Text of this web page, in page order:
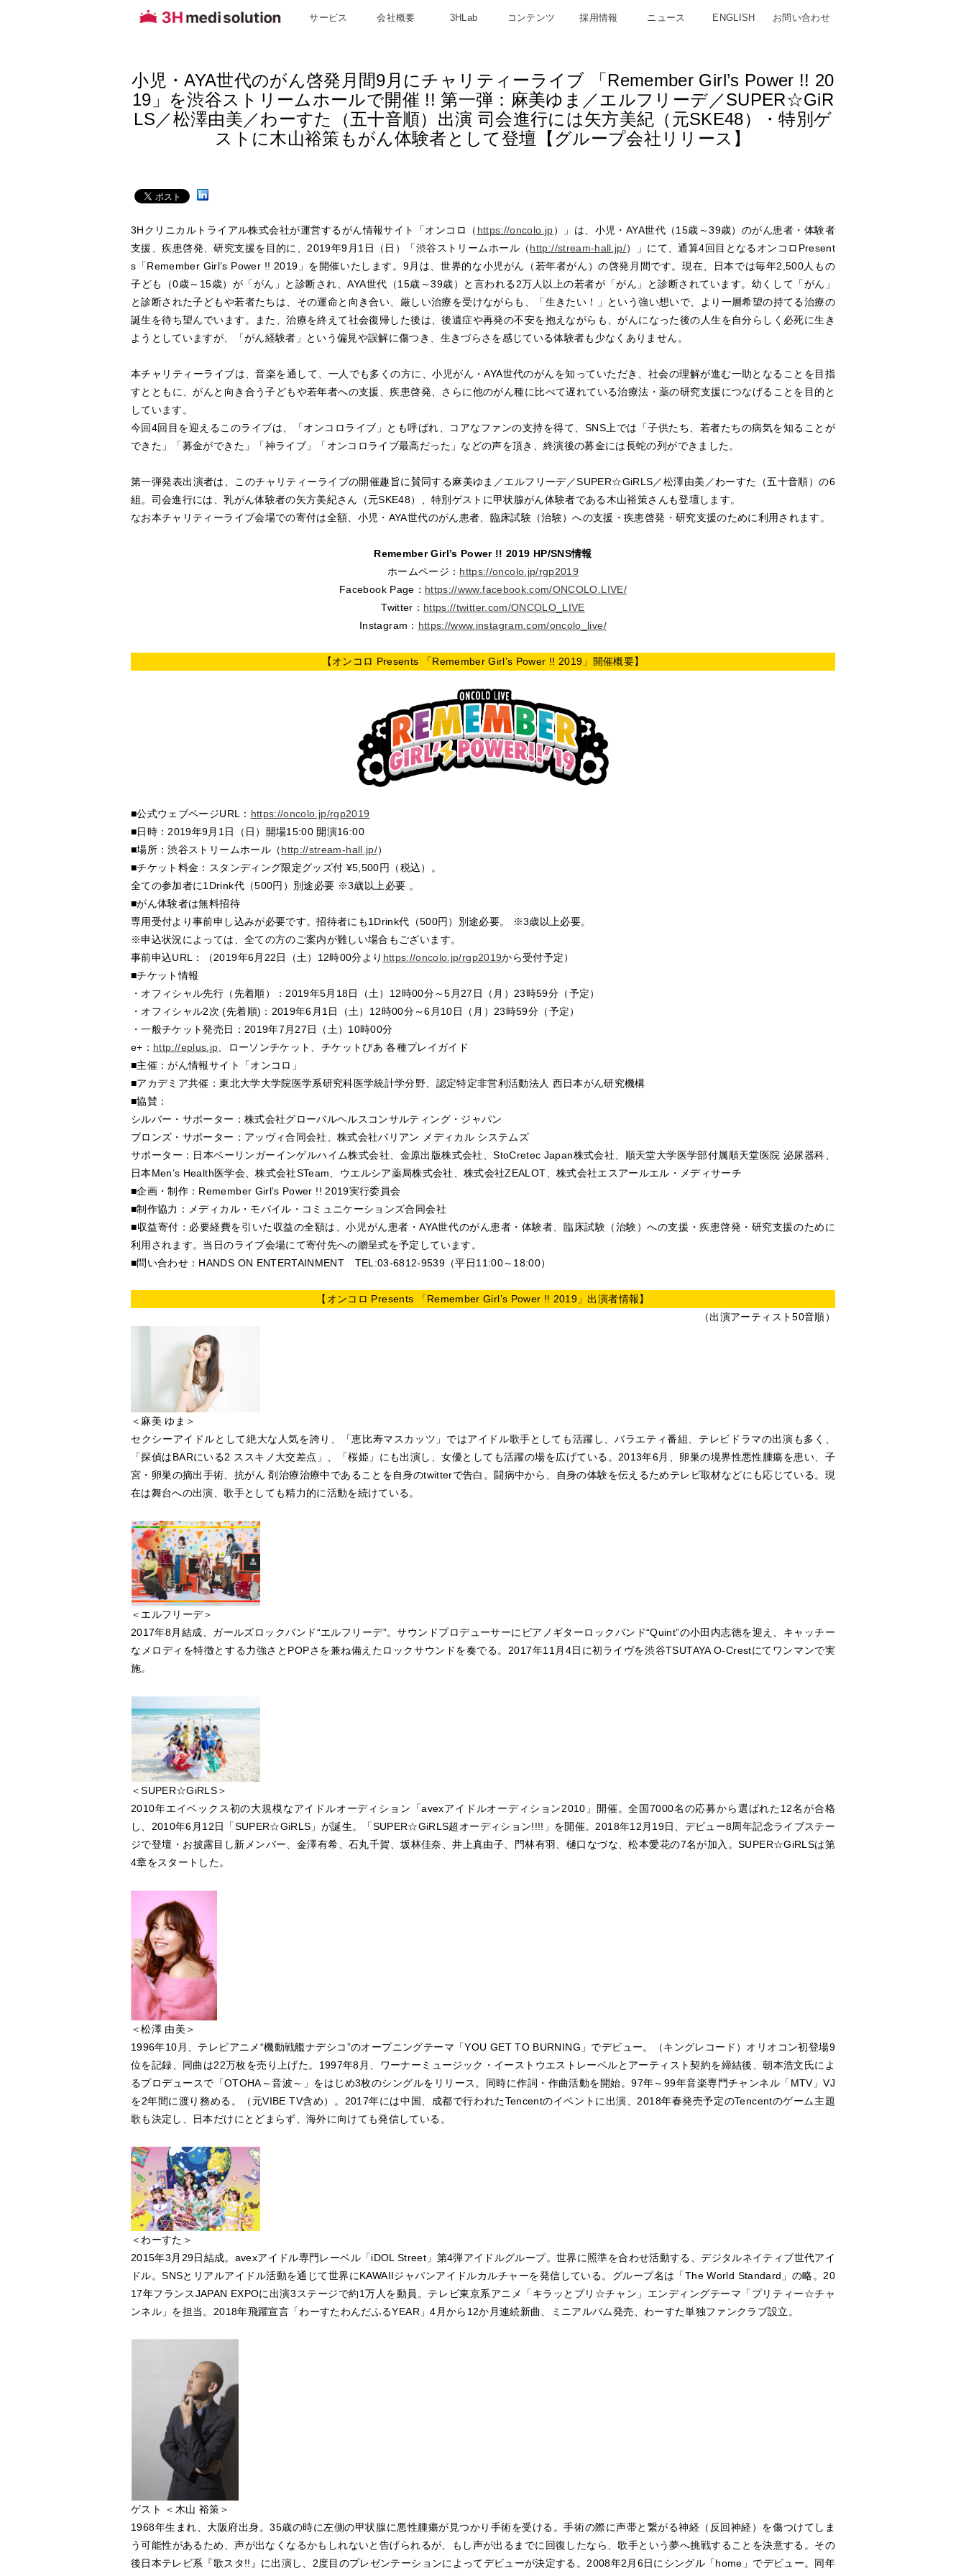
サービス 会社概要 3HLab コンテンツ 採用情報 ニュース ENGLISH お問い合わせ
小児・AYA世代のがん啓発月間9月にチャリティーライブ 「Remember Girl’s Power !! 20
19」を渋谷ストリームホールで開催 !! 第一弾：麻美ゆま／エルフリーデ／SUPER☆GiR
LS／松澤由美／わーすた（五十音順）出演 司会進行には矢方美紀（元SKE48）・特別ゲ
ストに木山裕策もがん体験者として登壇【グループ会社リリース】
3Hクリニカルトライアル株式会社が運営するがん情報サイト「オンコロ（ https://oncolo.jp）」は、小児・AYA世代（15歳～39歳）のがん患者・体験者
支援、疾患啓発、研究支援を目的に、2019年9月1日（日）「渋谷ストリームホール（http://stream-hall.jp/）」にて、通算4回目となるオンコロPresent
s「Remember Girl’s Power !! 2019」を開催いたします。9月は、世界的な小児がん（若年者がん）の啓発月間です。現在、日本では毎年2,500人もの
子ども（0歳～15歳）が「がん」と診断され、AYA世代（15歳～39歳）と言われる2万人以上の若者が「がん」と診断されています。幼くして「がん」
と診断された子どもや若者たちは、その運命と向き合い、厳しい治療を受けながらも、「生きたい！」という強い想いで、より一層希望の持てる治療の
誕生を待ち望んでいます。また、治療を終えて社会復帰した後は、後遺症や再発の不安を抱えながらも、がんになった後の人生を自分らしく必死に生き
ようとしていますが、「がん経験者」という偏見や誤解に傷つき、生きづらさを感じている体験者も少なくありません。
本チャリティーライブは、音楽を通して、一人でも多くの方に、小児がん・AYA世代のがんを知っていただき、社会の理解が進む一助となることを目指
すとともに、がんと向き合う子どもや若年者への支援、疾患啓発、さらに他のがん種に比べて遅れている治療法・薬の研究支援につなげることを目的と
しています。
今回4回目を迎えるこのライブは、「オンコロライブ」とも呼ばれ、コアなファンの支持を得て、SNS上では「子供たち、若者たちの病気を知ることが
できた」「募金ができた」「神ライブ」「オンコロライブ最高だった」などの声を頂き、終演後の募金には長蛇の列ができました。
第一弾発表出演者は、このチャリティーライブの開催趣旨に賛同する麻美ゆま／エルフリーデ／SUPER☆GiRLS／松澤由美／わーすた（五十音順）の6
組。司会進行には、乳がん体験者の矢方美紀さん（元SKE48）、特別ゲストに甲状腺がん体験者である木山裕策さんも登壇します。
なお本チャリティーライブ会場での寄付は全額、小児・AYA世代のがん患者、臨床試験（治験）への支援・疾患啓発・研究支援のために利用されます。
Remember Girl’s Power !! 2019 HP/SNS情報
ホームページ： https://oncolo.jp/rgp2019
Facebook Page： https://www.facebook.com/ONCOLO.LIVE/
Twitter： https://twitter.com/ONCOLO_LIVE
Instagram： https://www.instagram.com/oncolo_live/
【オンコロ Presents 「Remember Girl’s Power !! 2019」開催概要】
■公式ウェブページURL： https://oncolo.jp/rgp2019
■日時：2019年9月1日（日）開場15:00 開演16:00
■場所：渋谷ストリームホール（http://stream-hall.jp/）
■チケット料金：スタンディング限定グッズ付 ¥5,500円（税込）。
全ての参加者に1Drink代（500円）別途必要 ※3歳以上必要 。
■がん体験者は無料招待
専用受付より事前申し込みが必要です。招待者にも1Drink代（500円）別途必要。 ※3歳以上必要。
※申込状況によっては、全ての方のご案内が難しい場合もございます。
事前申込URL：（2019年6月22日（土）12時00分より https://oncolo.jp/rgp2019から受付予定）
■チケット情報
・オフィシャル先行（先着順）：2019年5月18日（土）12時00分～5月27日（月）23時59分（予定）
・オフィシャル2次 (先着順)：2019年6月1日（土）12時00分～6月10日（月）23時59分（予定）
・一般チケット発売日：2019年7月27日（土）10時00分
e+： http://eplus.jp 、ローソンチケット、チケットぴあ 各種プレイガイド
■主催：がん情報サイト「オンコロ」
■アカデミア共催：東北大学大学院医学系研究科医学統計学分野、認定特定非営利活動法人 西日本がん研究機構
■協賛：
シルバー・サポーター：株式会社グローバルヘルスコンサルティング・ジャパン
ブロンズ・サポーター：アッヴィ合同会社、株式会社バリアン メディカル システムズ
サポーター：日本ベーリンガーインゲルハイム株式会社、金原出版株式会社、StoCretec Japan株式会社、順天堂大学医学部付属順天堂医院 泌尿器科、
日本Men’s Health医学会、株式会社STeam、ウエルシア薬局株式会社、株式会社ZEALOT、株式会社エスアールエル・メディサーチ
■企画・制作：Remember Girl’s Power !! 2019実行委員会
■制作協力：メディカル・モバイル・コミュニケーションズ合同会社
■収益寄付：必要経費を引いた収益の全額は、小児がん患者・AYA世代のがん患者・体験者、臨床試験（治験）への支援・疾患啓発・研究支援のために
利用されます。当日のライブ会場にて寄付先への贈呈式を予定しています。
■問い合わせ：HANDS ON ENTERTAINMENT TEL:03-6812-9539（平日11:00～18:00）
【オンコロ Presents 「Remember Girl’s Power !! 2019」出演者情報】
（出演アーティスト50音順）
＜麻美 ゆま＞
セクシーアイドルとして絶大な人気を誇り、「恵比寿マスカッツ」ではアイドル歌手としても活躍し、バラエティ番組、テレビドラマの出演も多く、
「探偵はBARにいる2 ススキノ大交差点」、「桜姫」にも出演し、女優としても活躍の場を広げている。2013年6月、卵巣の境界性悪性腫瘍を患い、子
宮・卵巣の摘出手術、抗がん 剤治療治療中であることを自身のtwitterで告白。闘病中から、自身の体験を伝えるためテレビ取材などにも応じている。現
在は舞台への出演、歌手としても精力的に活動を続けている。
＜エルフリーデ＞
2017年8月結成、ガールズロックバンド“エルフリーデ”。サウンドプロデューサーにピアノギターロックバンド“Quint”の小田内志徳を迎え、キャッチー
なメロディを特徴とする力強さとPOPさを兼ね備えたロックサウンドを奏でる。2017年11月4日に初ライヴを渋谷TSUTAYA O-Crestにてワンマンで実
施。
＜SUPER☆GiRLS＞
2010年エイベックス初の大規模なアイドルオーディション「avexアイドルオーディション2010」開催。全国7000名の応募から選ばれた12名が合格
し、2010年6月12日「SUPER☆GiRLS」が誕生。「SUPER☆GiRLS超オーディション!!!!」を開催。2018年12月19日、デビュー8周年記念ライブステー
ジで登壇・お披露目し新メンバー、金澤有希、石丸千賀、坂林佳奈、井上真由子、門林有羽、樋口なづな、松本愛花の7名が加入。SUPER☆GiRLSは第
4章をスタートした。
＜松澤 由美＞
1996年10月、テレビアニメ“機動戦艦ナデシコ”のオープニングテーマ「YOU GET TO BURNING」でデビュー。（キングレコード）オリオコン初登場9
位を記録、同曲は22万枚を売り上げた。1997年8月、ワーナーミュージック・イーストウエストレーベルとアーティスト契約を締結後、朝本浩文氏によ
るプロデュースで「OTOHA～音波～」をはじめ3枚のシングルをリリース。同時に作詞・作曲活動を開始。97年～99年音楽専門チャンネル「MTV」VJ
を2年間に渡り務める。（元VIBE TV含め）。2017年には中国、成都で行われたTencentのイベントに出演、2018年春発売予定のTencentのゲーム主題
歌も決定し、日本だけにとどまらず、海外に向けても発信している。
＜わーすた＞
2015年3月29日結成。avexアイドル専門レーベル「iDOL Street」第4弾アイドルグループ。世界に照準を合わせ活動する、デジタルネイティブ世代アイ
ドル。SNSとリアルアイドル活動を通じて世界にKAWAIIジャパンアイドルカルチャーを発信している。グループ名は「The World Standard」の略。20
17年フランスJAPAN EXPOに出演3ステージで約1万人を動員。テレビ東京系アニメ「キラッとプリ☆チャン」エンディングテーマ「プリティー☆チャ
ンネル」を担当。2018年飛躍宣言「わーすたわんだふるYEAR」4月から12か月連続新曲、ミニアルバム発売、わーすた単独ファンクラブ設立。
ゲスト ＜木山 裕策＞
1968年生まれ、大阪府出身。35歳の時に左側の甲状腺に悪性腫瘍が見つかり手術を受ける。手術の際に声帯と繋がる神経（反回神経）を傷つけてしま
う可能性があるため、声が出なくなるかもしれないと告げられるが、もし声が出るまでに回復したなら、歌手という夢へ挑戦することを決意する。その
後日本テレビ系『歌スタ!!』に出演し、2度目のプレゼンテーションによってデビューが決定する。2008年2月6日にシングル「home」でデビュー。同年